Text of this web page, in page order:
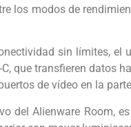
los modos de
sin límites,
C, que transfieren
de vídeo en la
del Alienware Room,